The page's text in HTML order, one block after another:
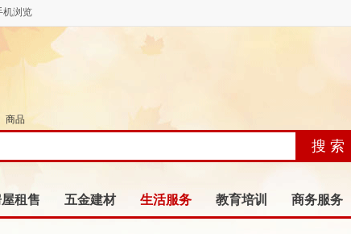
机浏览
商品
屋租售 五金建材 生活服务 教育培训 商务服务